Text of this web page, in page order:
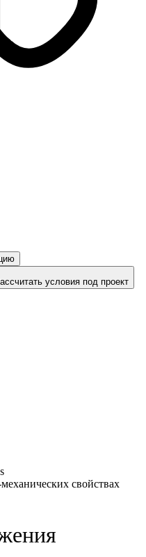
условия под проект
свойствах